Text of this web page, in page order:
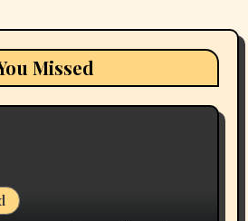
Missed